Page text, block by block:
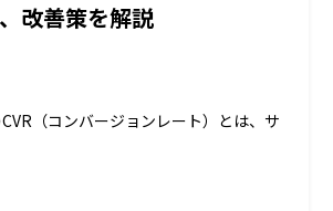
改善策を解説
（コンバージョンレート）とは、サ